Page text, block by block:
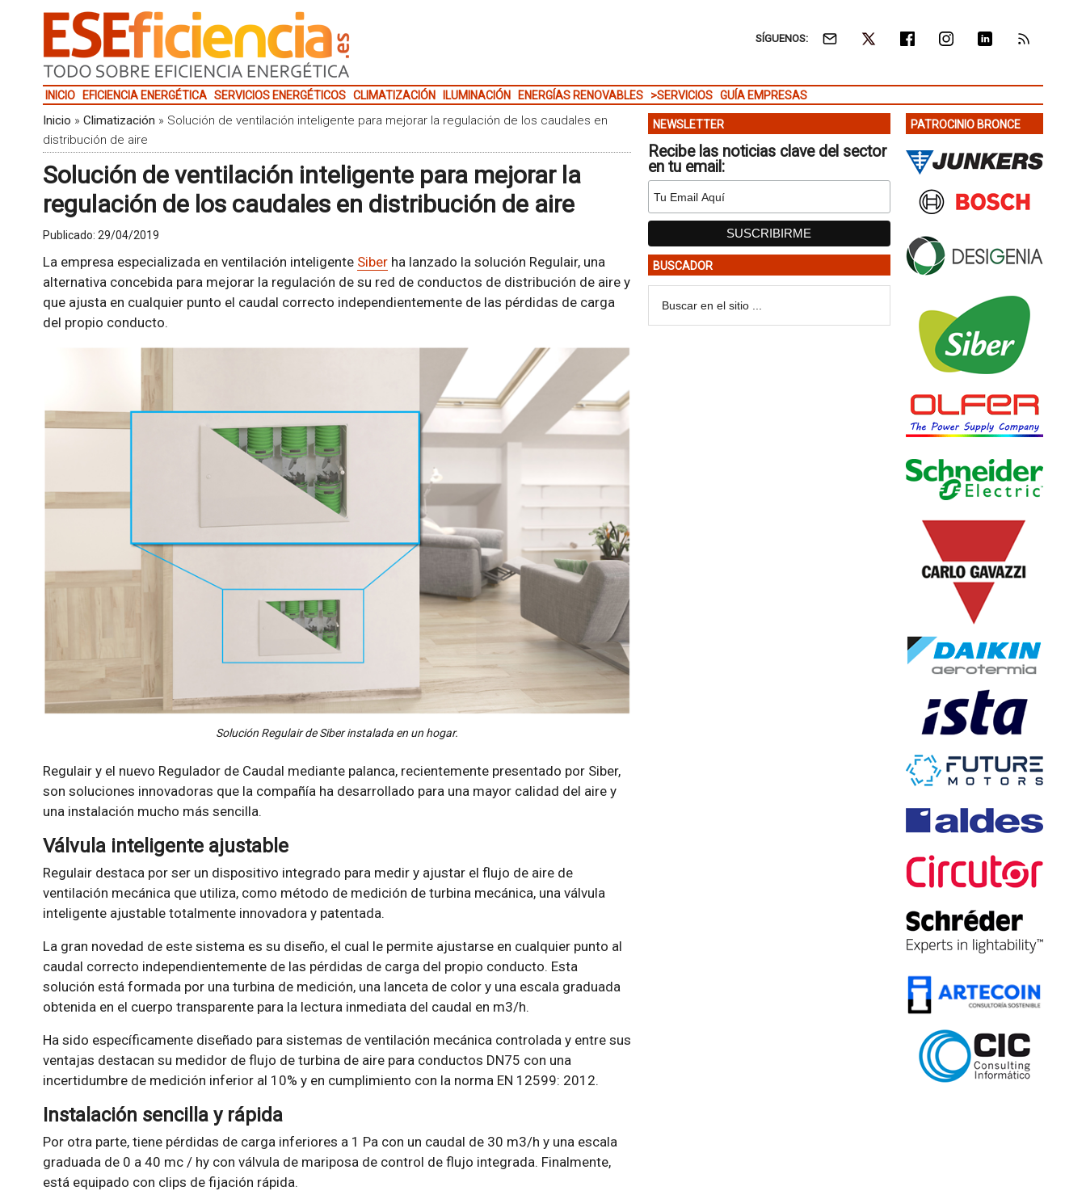
SÍGUENOS:
INICIO EFICIENCIA ENERGÉTICA SERVICIOS ENERGÉTICOS CLIMATIZACIÓN ILUMINACIÓN ENERGÍAS RENOVABLES >SERVICIOS GUÍA EMPRESAS
Inicio » Climatización » Solución de ventilación inteligente para mejorar la regulación de los caudales en
distribución de aire
Solución de ventilación inteligente para mejorar la
regulación de los caudales en distribución de aire
Publicado: 29/04/2019
La empresa especializada en ventilación inteligente Siberha lanzado la solución Regulair, una
alternativa concebida para mejorar la regulación de su red de conductos de distribución de aire y
que ajusta en cualquier punto el caudal correcto independientemente de las pérdidas de carga
del propio conducto.
Solución Regulair de Siber instalada en un hogar.
Regulair y el nuevo Regulador de Caudal mediante palanca, recientemente presentado por Siber,
son soluciones innovadoras que la compañía ha desarrollado para una mayor calidad del aire y
una instalación mucho más sencilla.
Válvula inteligente ajustable
Regulair destaca por ser un dispositivo integrado para medir y ajustar el flujo de aire de
ventilación mecánica que utiliza, como método de medición de turbina mecánica, una válvula
inteligente ajustable totalmente innovadora y patentada.
La gran novedad de este sistema es su diseño, el cual le permite ajustarse en cualquier punto al
caudal correcto independientemente de las pérdidas de carga del propio conducto. Esta
solución está formada por una turbina de medición, una lanceta de color y una escala graduada
obtenida en el cuerpo transparente para la lectura inmediata del caudal en m3/h.
Ha sido específicamente diseñado para sistemas de ventilación mecánica controlada y entre sus
ventajas destacan su medidor de flujo de turbina de aire para conductos DN75 con una
incertidumbre de medición inferior al 10% y en cumplimiento con la norma EN 12599: 2012.
Instalación sencilla y rápida
Por otra parte, tiene pérdidas de carga inferiores a 1 Pa con un caudal de 30 m3/h y una escala
graduada de 0 a 40 mc / hy con válvula de mariposa de control de flujo integrada. Finalmente,
está equipado con clips de fijación rápida.
NEWSLETTER
Recibe las noticias clave del sector
en tu email:
BUSCADOR
PATROCINIO BRONCE